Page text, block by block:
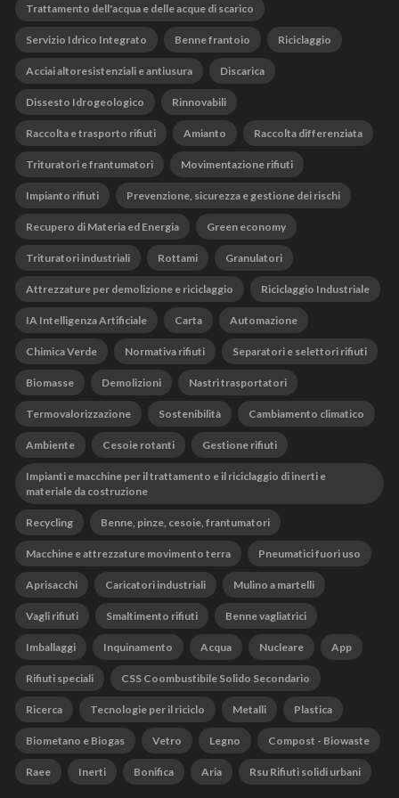
Trattamento dell'acqua e delle acque di scarico
Servizio Idrico Integrato Benne frantoio Riciclaggio
Acciai altoresistenziali e antiusura Discarica
Dissesto Idrogeologico Rinnovabili
Raccolta e trasporto rifiuti Amianto Raccolta differenziata
Trituratori e frantumatori Movimentazione rifiuti
Impianto rifiuti Prevenzione, sicurezza e gestione dei rischi
Recupero di Materia ed Energia Green economy
Trituratori industriali Rottami Granulatori
Attrezzature per demolizione e riciclaggio Riciclaggio Industriale
IA Intelligenza Artificiale Carta Automazione
Chimica Verde Normativa rifiuti Separatori e selettori rifiuti
Biomasse Demolizioni Nastri trasportatori
Termovalorizzazione Sostenibilità Cambiamento climatico
Ambiente Cesoie rotanti Gestione rifiuti
Impianti e macchine per il trattamento e il riciclaggio di inerti e
materiale da costruzione
Recycling Benne, pinze, cesoie, frantumatori
Macchine e attrezzature movimento terra Pneumatici fuori uso
Aprisacchi Caricatori industriali Mulino a martelli
Vagli rifiuti Smaltimento rifiuti Benne vagliatrici
Imballaggi Inquinamento Acqua Nucleare App
Rifiuti speciali CSS Coombustibile Solido Secondario
Ricerca Tecnologie per il riciclo Metalli Plastica
Biometano e Biogas Vetro Legno Compost - Biowaste
Raee Inerti Bonifica Aria Rsu Rifiuti solidi urbani